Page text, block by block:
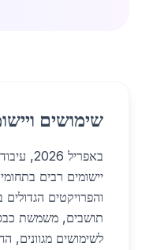
שימושים
באפריל
יישומים רבים
תושבים, משמשת
לשימושים מגוונים,